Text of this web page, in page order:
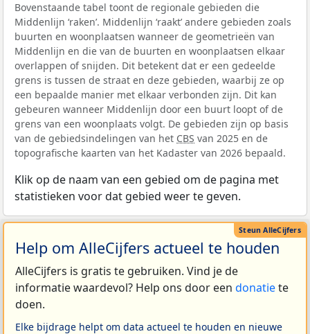
Bovenstaande tabel toont de regionale gebieden die
Middenlijn ‘raken’. Middenlijn ‘raakt’ andere gebieden zoals
buurten en woonplaatsen wanneer de geometrieën van
Middenlijn en die van de buurten en woonplaatsen elkaar
overlappen of snijden. Dit betekent dat er een gedeelde
grens is tussen de straat en deze gebieden, waarbij ze op
een bepaalde manier met elkaar verbonden zijn. Dit kan
gebeuren wanneer Middenlijn door een buurt loopt of de
grens van een woonplaats volgt. De gebieden zijn op basis
van de gebiedsindelingen van het CBS van 2025 en de
topografische kaarten van het Kadaster van 2026 bepaald.
Klik op de naam van een gebied om de pagina met
statistieken voor dat gebied weer te geven.
Help om AlleCijfers actueel te houden
AlleCijfers is gratis te gebruiken. Vind je de
informatie waardevol? Help ons door een donatiete
doen.
Elke bijdrage helpt om data actueel te houden en nieuwe